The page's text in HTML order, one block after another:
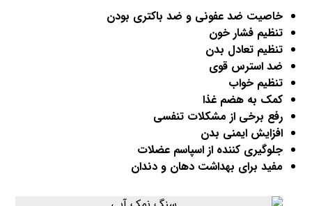
خاصیت ضد عفونی و ضد باکتری بودن
تنظیم فشار خون
تنظیم تعادل بدن
ضد استرس قوی
تنظیم خواب
کمک به هضم غذا
رفع برخی از مشکلات تنفسی
افزایش ایمنی بدن
جلوگیری کننده از اسپاسم عضلات
مفید برای بهداشت دهان و دندان